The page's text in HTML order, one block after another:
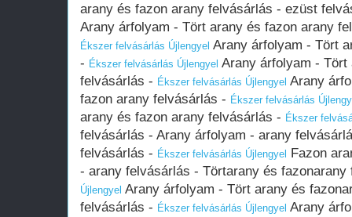
arany és fazon arany felvásárlás - ezüst
Arany árfolyam - Tört arany és fazon arany
Ékszer felvásárlás Újlengyel Arany árfolyam - Tört
- Ékszer felvásárlás Újlengyel Arany árfolyam -
felvásárlás - Ékszer felvásárlás Újlengyel Arany
fazon arany felvásárlás - Ékszer felvásárlás
arany és fazon arany felvásárlás - Ékszer
felvásárlás - Arany árfolyam - arany
felvásárlás - Ékszer felvásárlás Újlengyel Fazon
- arany felvásárlás - Törtarany és
Újlengyel Arany árfolyam - Tört arany és
felvásárlás - Ékszer felvásárlás Újlengyel Arany